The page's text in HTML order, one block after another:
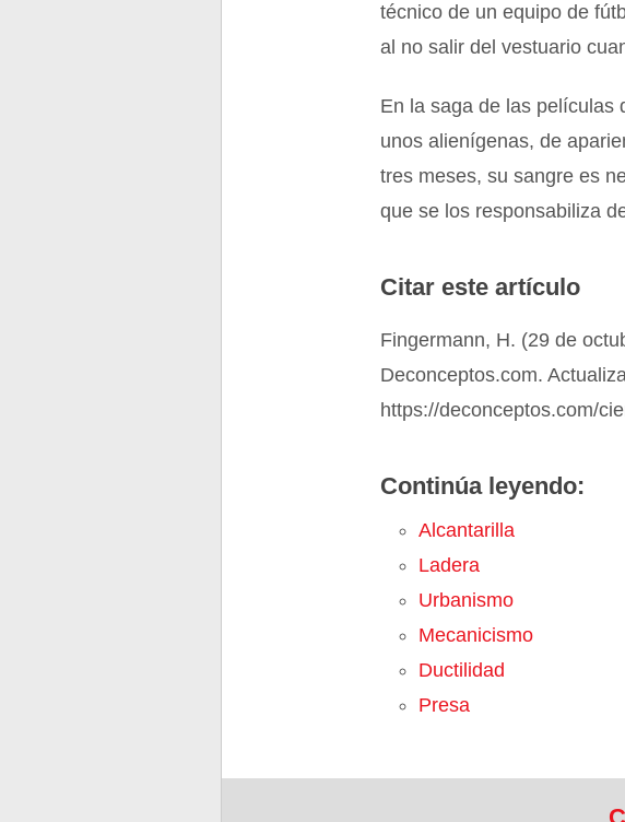
técnico de un equipo de
al no salir del vestuario
En la saga de las películas
unos alienígenas, de
tres meses, su sangre es
que se los responsabiliza
Citar este artículo
Fingermann, H. (29 de
Deconceptos.com.
https://deconceptos.com/
Continúa leyendo:
Alcantarilla
Ladera
Urbanismo
Mecanicismo
Ductilidad
Presa